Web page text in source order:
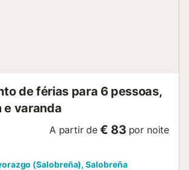
de férias para 6 pessoas,
e varanda
A partir de € 83 por noite
(Salobreña), Salobreña